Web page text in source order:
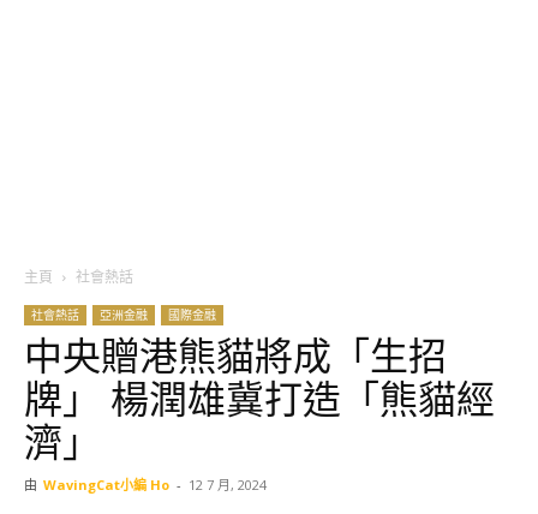
主頁 社會熱話
社會熱話 亞洲金融 國際金融
中央贈港熊貓將成「生招
牌」 楊潤雄冀打造「熊貓經
濟」
由 WavingCat小編 Ho - 12 7 月, 2024